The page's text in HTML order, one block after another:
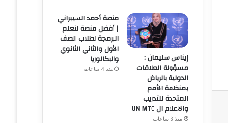
إيناس سليمان :
مسؤولة العلاقات
الدولية بالرياض
بمنظمة الأمم
المتحدة للتدريب
والاعلام ال UN MTC
منذ 3 ساعات
منصة أحمد السيبراني
| أفضل منصة لتعلم
البرمجة لطلاب الصف
الأول والثاني الثانوي
والبكالوريا
منذ 4 ساعات